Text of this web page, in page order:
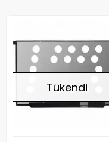
Tükendi